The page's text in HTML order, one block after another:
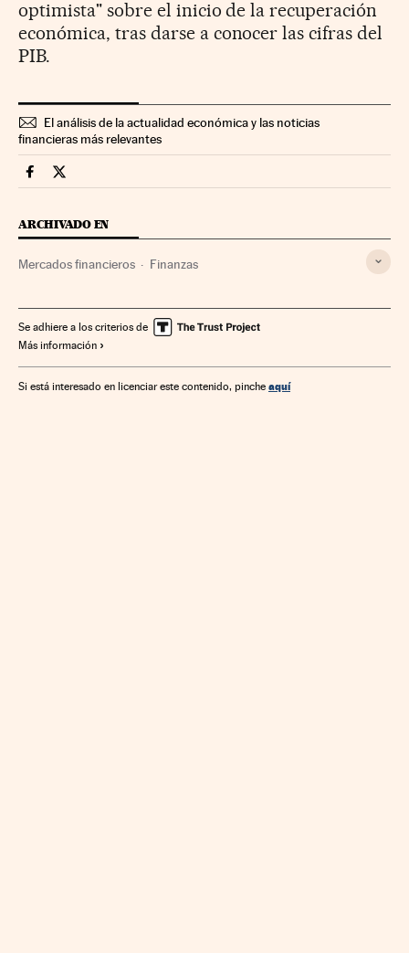
optimista" sobre el inicio de la recuperación
económica, tras darse a conocer las cifras del
PIB.
El análisis de la actualidad económica y las noticias
financieras más relevantes
Mercados Financieros Cinco Días en Facebook
Mercados Financieros Cinco Días en Twitter
ARCHIVADO EN
Mercados financieros Finanzas
Se adhiere a los criterios de
Más información
Si está interesado en licenciar este contenido, pinche aquí